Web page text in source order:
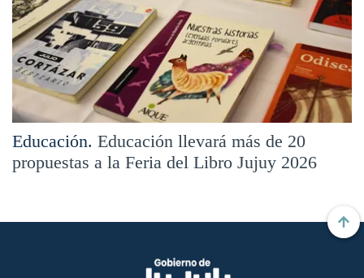
Educación. Educación llevará más de 20
propuestas a la Feria del Libro Jujuy 2026